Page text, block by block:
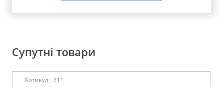
Супутні товари
Артикул: 311